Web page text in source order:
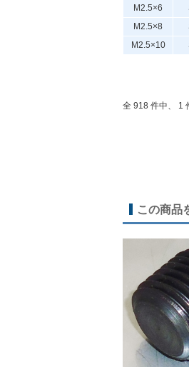
M2.5×6
M2.5×8
M2.5×10
全 918 件中、 1
この商品